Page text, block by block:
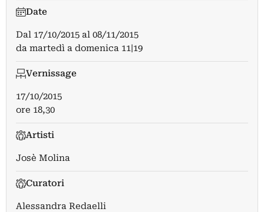
Date
Dal 17/10/2015 al 08/11/2015
da martedì a domenica 11|19
Vernissage
17/10/2015
ore 18,30
Artisti
Josè Molina
Curatori
Alessandra Redaelli